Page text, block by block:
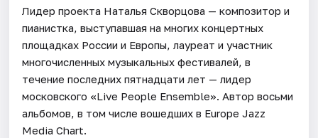
Лидер проекта Наталья Скворцова — композитор и
пианистка, выступавшая на многих концертных
площадках России и Европы, лауреат и участник
многочисленных музыкальных фестивалей, в
течение последних пятнадцати лет — лидер
московского «Live People Ensemble». Автор восьми
альбомов, в том числе вошедших в Europe Jazz
Media Chart.